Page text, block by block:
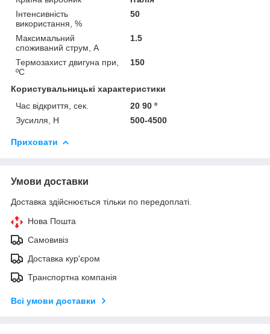
Інтенсивність
використання, %
50
Максимальний
споживаний струм, А
1.5
Термозахист двигуна при,
ºС
150
Користувальницькі характеристики
Час відкриття, сек.
20 90 º
Зусилля, Н
500-4500
Приховати
Умови доставки
Доставка здійснюється тільки по передоплаті.
Нова Пошта
Самовивіз
Доставка кур'єром
Транспортна компанія
Всі умови доставки